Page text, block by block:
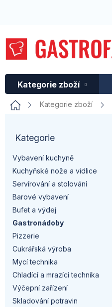
Kategorie zboží
Domů Kategorie zboží
Přeskočit
Kategorie
Vybavení kuchyně
Kuchyňské nože a vidlice
Servírování a stolování
Barové vybavení
Bufet a výdej
Gastronádoby
Pizzerie
Cukrářská výroba
Mycí technika
Chladící a mrazící technika
Výčepní zařízení
Skladování potravin